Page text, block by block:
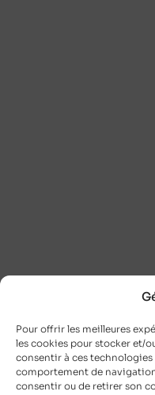
Pour offrir les meilleures
les cookies pour stocker et/
consentir à ces
comportement de navigation
consentir ou de retirer son